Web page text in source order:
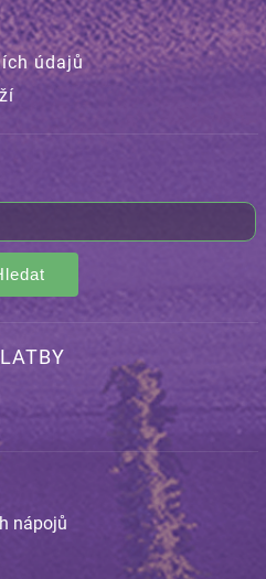
údajů
nápojů